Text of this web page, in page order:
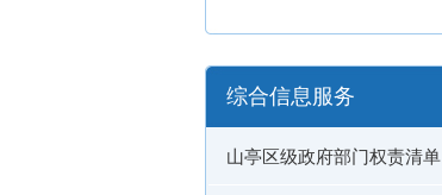
综合信息服务
山亭区级政府部门权责清单